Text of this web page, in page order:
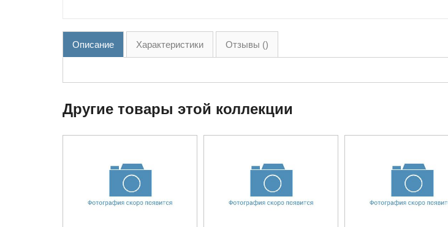
Описание Характеристики Отзывы ()
Другие товары этой коллекции